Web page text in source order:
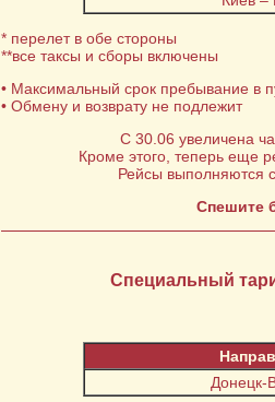
* перелет в обе стороны
**все таксы и сборы включены
• Максимальный срок пребывание в
• Обмену и возврату не подлежит
С 30.06 увеличена
Кроме этого, теперь еще
Рейсы выполняются
Спешите
Специальный
Донецк-